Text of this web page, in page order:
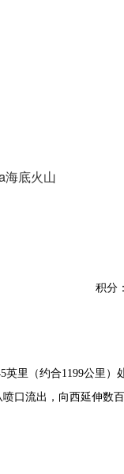
海底火山
积分：
英里（约合1199公里
口流出，向西延伸数百